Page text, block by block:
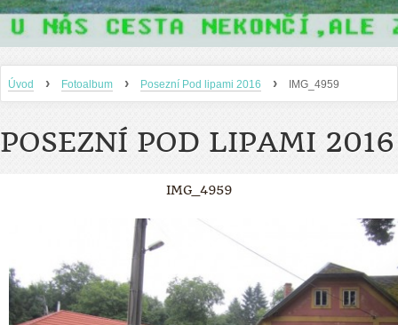
Úvod › Fotoalbum › Posezní Pod lipami 2016 › IMG_4959
POSEZNÍ POD LIPAMI 2016
IMG_4959